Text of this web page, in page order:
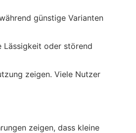
günstige Varianten
Lässigkeit oder störend
zeigen. Viele Nutzer
zeigen, dass kleine